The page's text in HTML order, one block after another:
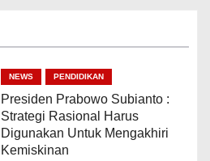
NEWS PENDIDIKAN
Presiden Prabowo Subianto :
Strategi Rasional Harus
Digunakan Untuk Mengakhiri
Kemiskinan